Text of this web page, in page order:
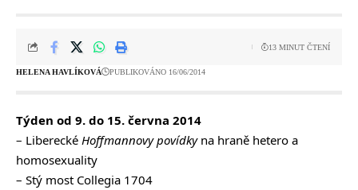
HELENA HAVLÍKOVÁ PUBLIKOVÁNO 16/06/2014
13 MINUT ČTENÍ
Týden od 9. do 15. června 2014
– Liberecké Hoffmannovy povídkyna hraně hetero a
homosexuality
– Stý most Collegia 1704